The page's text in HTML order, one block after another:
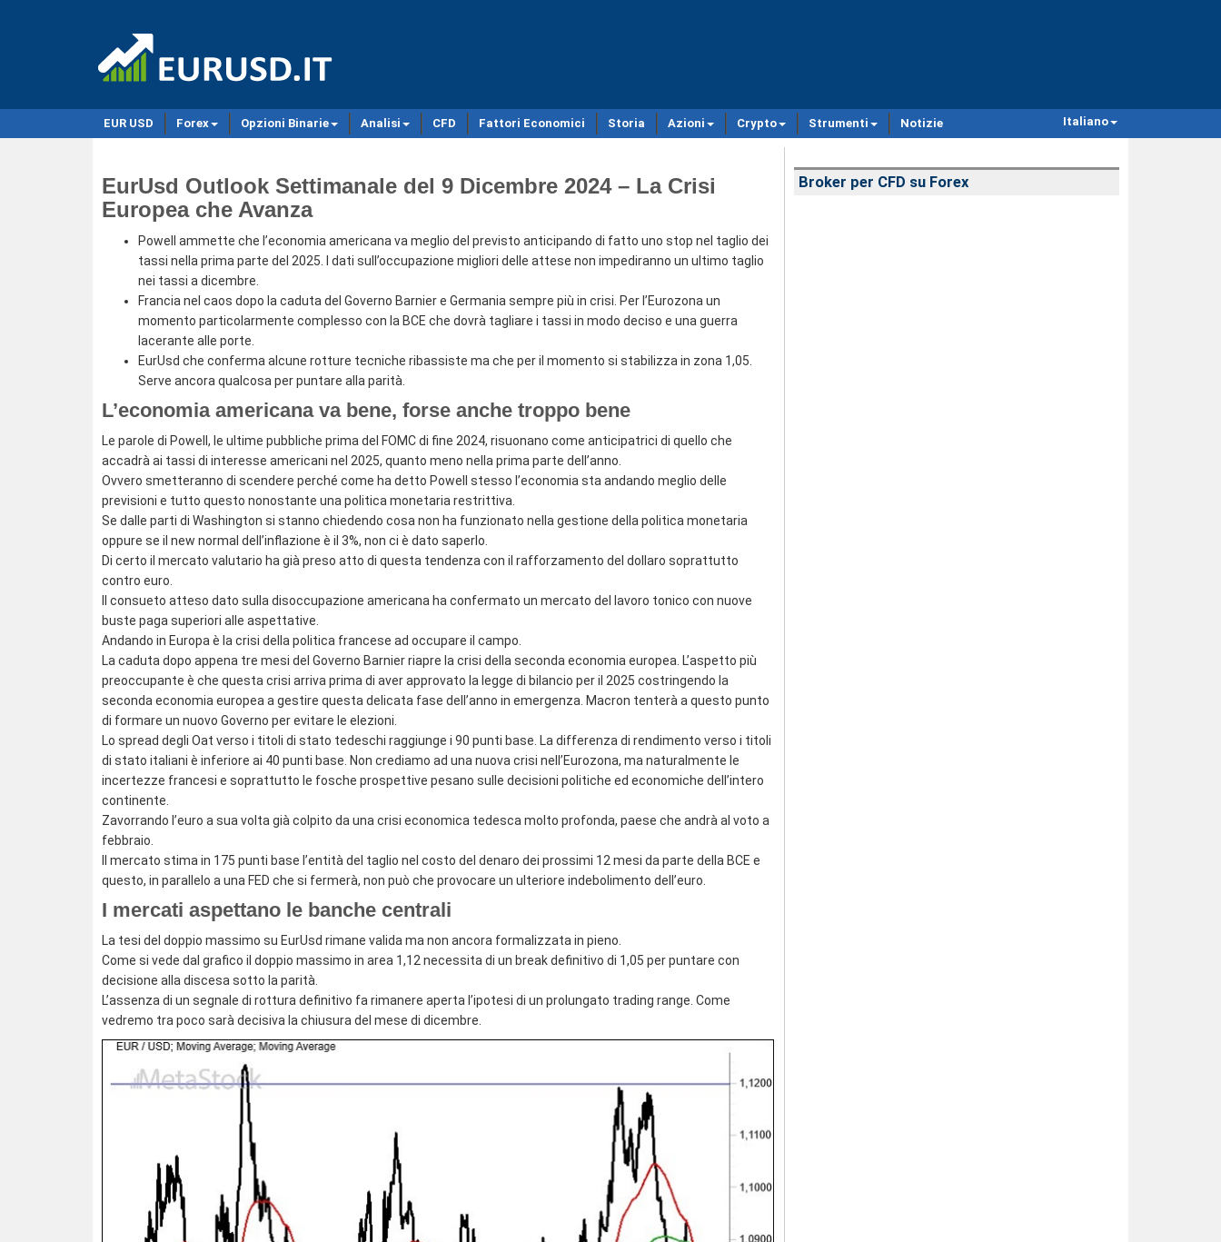
EUR USD Forex Opzioni Binarie Analisi CFD Fattori Economici Storia Azioni Crypto Strumenti Notizie Italiano
EurUsd Outlook Settimanale del 9 Dicembre 2024 – La Crisi
Europea che Avanza
Powell ammette che l’economia americana va meglio del previsto anticipando di fatto uno stop nel taglio dei
tassi nella prima parte del 2025. I dati sull’occupazione migliori delle attese non impediranno un ultimo taglio
nei tassi a dicembre.
Francia nel caos dopo la caduta del Governo Barnier e Germania sempre più in crisi. Per l’Eurozona un
momento particolarmente complesso con la BCE che dovrà tagliare i tassi in modo deciso e una guerra
lacerante alle porte.
EurUsd che conferma alcune rotture tecniche ribassiste ma che per il momento si stabilizza in zona 1,05.
Serve ancora qualcosa per puntare alla parità.
L’economia americana va bene, forse anche troppo bene
Le parole di Powell, le ultime pubbliche prima del FOMC di fine 2024, risuonano come anticipatrici di quello che
accadrà ai tassi di interesse americani nel 2025, quanto meno nella prima parte dell’anno.
Ovvero smetteranno di scendere perché come ha detto Powell stesso l’economia sta andando meglio delle
previsioni e tutto questo nonostante una politica monetaria restrittiva.
Se dalle parti di Washington si stanno chiedendo cosa non ha funzionato nella gestione della politica monetaria
oppure se il new normal dell’inflazione è il 3%, non ci è dato saperlo.
Di certo il mercato valutario ha già preso atto di questa tendenza con il rafforzamento del dollaro soprattutto
contro euro.
Il consueto atteso dato sulla disoccupazione americana ha confermato un mercato del lavoro tonico con nuove
buste paga superiori alle aspettative.
Andando in Europa è la crisi della politica francese ad occupare il campo.
La caduta dopo appena tre mesi del Governo Barnier riapre la crisi della seconda economia europea. L’aspetto più
preoccupante è che questa crisi arriva prima di aver approvato la legge di bilancio per il 2025 costringendo la
seconda economia europea a gestire questa delicata fase dell’anno in emergenza. Macron tenterà a questo punto
di formare un nuovo Governo per evitare le elezioni.
Lo spread degli Oat verso i titoli di stato tedeschi raggiunge i 90 punti base. La differenza di rendimento verso i titoli
di stato italiani è inferiore ai 40 punti base. Non crediamo ad una nuova crisi nell’Eurozona, ma naturalmente le
incertezze francesi e soprattutto le fosche prospettive pesano sulle decisioni politiche ed economiche dell’intero
continente.
Zavorrando l’euro a sua volta già colpito da una crisi economica tedesca molto profonda, paese che andrà al voto a
febbraio.
Il mercato stima in 175 punti base l’entità del taglio nel costo del denaro dei prossimi 12 mesi da parte della BCE e
questo, in parallelo a una FED che si fermerà, non può che provocare un ulteriore indebolimento dell’euro.
I mercati aspettano le banche centrali
La tesi del doppio massimo su EurUsd rimane valida ma non ancora formalizzata in pieno.
Come si vede dal grafico il doppio massimo in area 1,12 necessita di un break definitivo di 1,05 per puntare con
decisione alla discesa sotto la parità.
L’assenza di un segnale di rottura definitivo fa rimanere aperta l’ipotesi di un prolungato trading range. Come
vedremo tra poco sarà decisiva la chiusura del mese di dicembre.
Broker per CFD su Forex